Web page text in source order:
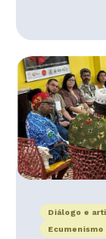
Diálogo e